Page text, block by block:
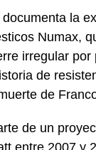
la
Numax,
irregular por
de
de
de un
entre 2007 y